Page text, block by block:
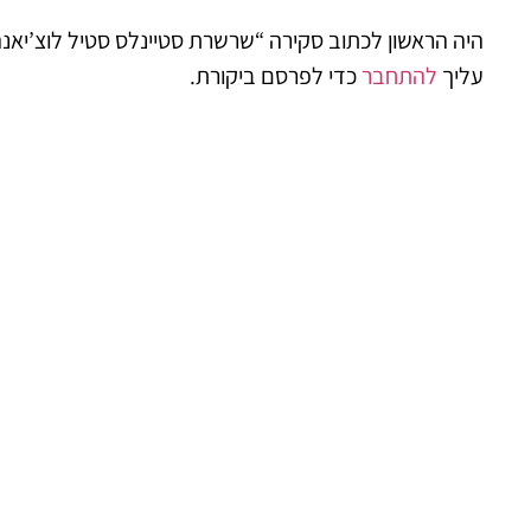
היה הראשון לכתוב סקירה “שרשרת סטיינלס סטיל
עליך להתחברכדי לפרסם ביקורת.